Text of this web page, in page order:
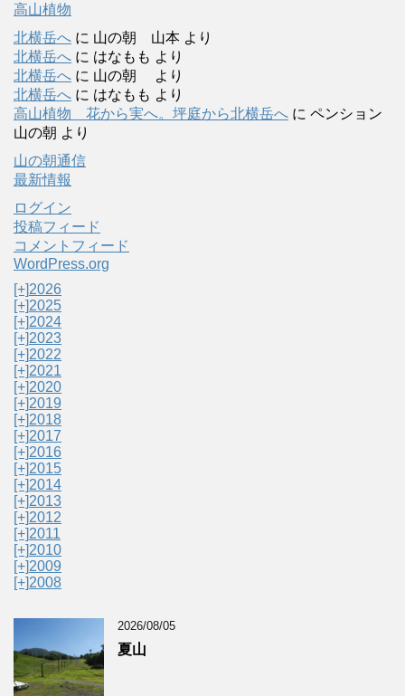
高山植物
北横岳へ に 山の朝 山本 より
北横岳へ に はなもも より
北横岳へ に 山の朝
より
北横岳へ に はなもも より
高山植物 花から実へ。坪庭から北横岳へ に ペンション
山の朝 より
山の朝通信
最新情報
ログイン
投稿フィード
コメントフィード
WordPress.org
[+]2026
[+]2025
[+]2024
[+]2023
[+]2022
[+]2021
[+]2020
[+]2019
[+]2018
[+]2017
[+]2016
[+]2015
[+]2014
[+]2013
[+]2012
[+]2011
[+]2010
[+]2009
[+]2008
2026/08/05
夏山